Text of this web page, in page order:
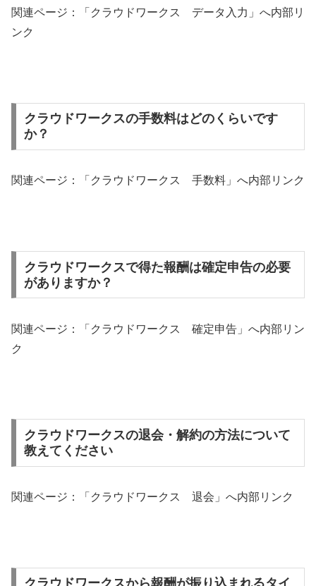
関連ページ：「クラウドワークス データ入力」へ内部リ
ンク
クラウドワークスの手数料はどのくらいです
か？
関連ページ：「クラウドワークス 手数料」へ内部リンク
クラウドワークスで得た報酬は確定申告の必要
がありますか？
関連ページ：「クラウドワークス 確定申告」へ内部リン
ク
クラウドワークスの退会・解約の方法について
教えてください
関連ページ：「クラウドワークス 退会」へ内部リンク